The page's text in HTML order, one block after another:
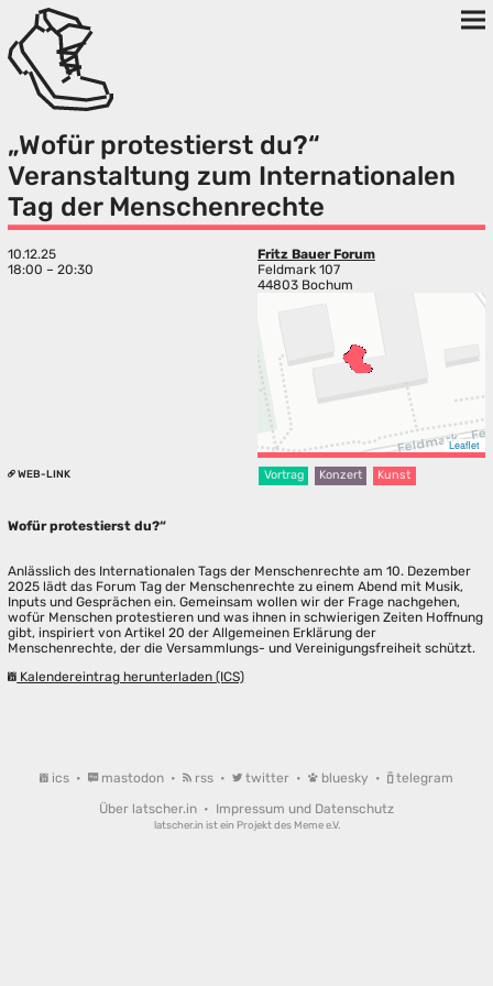
„Wofür protestierst du?“
Veranstaltung zum Internationalen
Tag der Menschenrechte
10.12.25
18:00 – 20:30
Fritz Bauer Forum
Feldmark 107
44803 Bochum
Leaflet
WEB-LINK Vortrag Konzert Kunst
Wofür protestierst du?“
Anlässlich des Internationalen Tags der Menschenrechte am 10. Dezember
2025 lädt das Forum Tag der Menschenrechte zu einem Abend mit Musik,
Inputs und Gesprächen ein. Gemeinsam wollen wir der Frage nachgehen,
wofür Menschen protestieren und was ihnen in schwierigen Zeiten Hoffnung
gibt, inspiriert von Artikel 20 der Allgemeinen Erklärung der
Menschenrechte, der die Versammlungs- und Vereinigungsfreiheit schützt.
Kalendereintrag herunterladen (ICS)
ics • mastodon • rss • twitter • bluesky •
telegram
Über latscher.in • Impressum und Datenschutz
latscher.in ist ein Projekt des Meme e.V.